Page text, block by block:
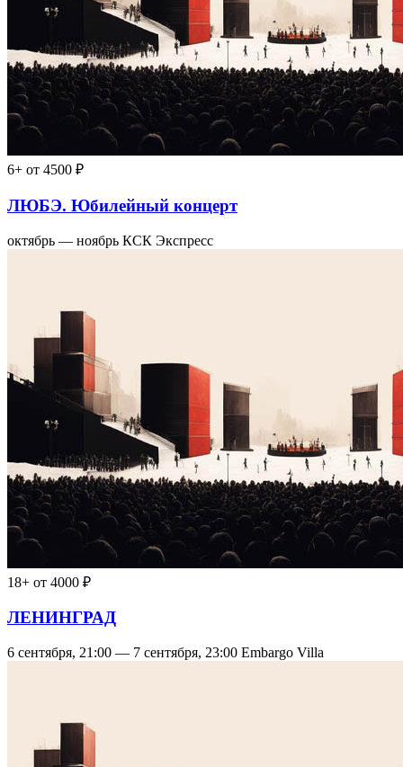
6+ от 4500 ₽
ЛЮБЭ. Юбилейный концерт
октябрь — ноябрь КСК Экспресс
18+ от 4000 ₽
ЛЕНИНГРАД
6 сентября, 21:00 — 7 сентября, 23:00 Embargo Villa